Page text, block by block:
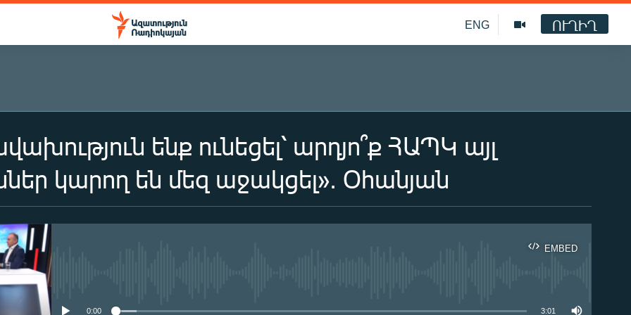
ENG ՈՒՂԻՂ
ենք ունեցել՝ արդյո՞ք ՀԱՊԿ այլ
կարող են մեզ աջակցել». Օհանյան
EMBED
0:00 3:01